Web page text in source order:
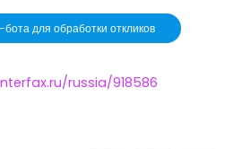
бота для обработки откликов
russia/918586